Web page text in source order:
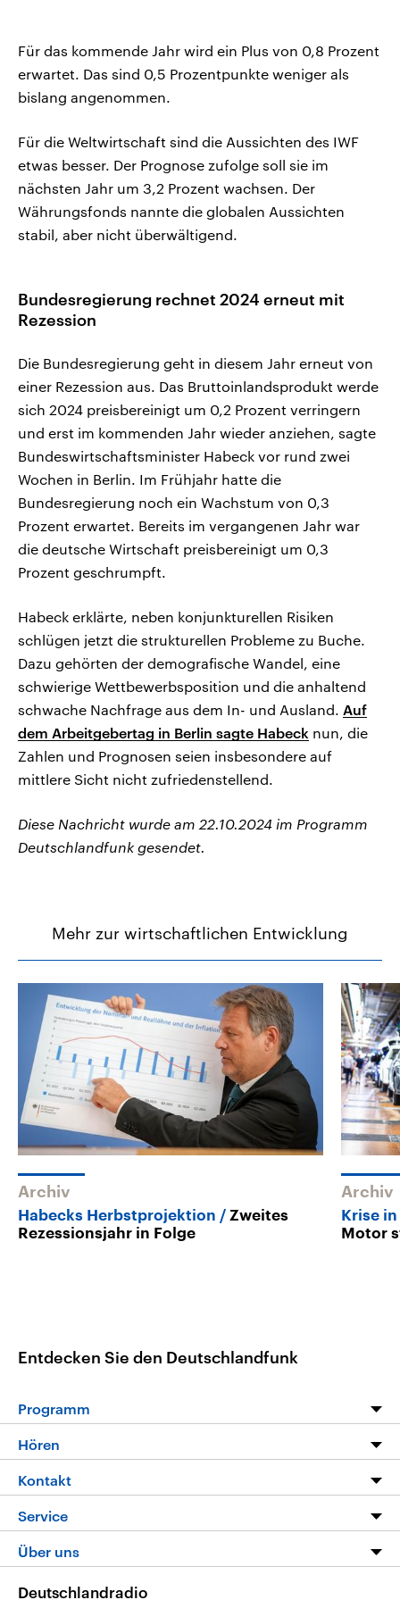
Für das kommende Jahr wird ein Plus von 0,8 Prozent
erwartet. Das sind 0,5 Prozentpunkte weniger als
bislang angenommen.
Für die Weltwirtschaft sind die Aussichten des IWF
etwas besser. Der Prognose zufolge soll sie im
nächsten Jahr um 3,2 Prozent wachsen. Der
Währungsfonds nannte die globalen Aussichten
stabil, aber nicht überwältigend.
Bundesregierung rechnet 2024 erneut mit
Rezession
Die Bundesregierung geht in diesem Jahr erneut von
einer Rezession aus. Das Bruttoinlandsprodukt werde
sich 2024 preisbereinigt um 0,2 Prozent verringern
und erst im kommenden Jahr wieder anziehen, sagte
Bundeswirtschaftsminister Habeck vor rund zwei
Wochen in Berlin. Im Frühjahr hatte die
Bundesregierung noch ein Wachstum von 0,3
Prozent erwartet. Bereits im vergangenen Jahr war
die deutsche Wirtschaft preisbereinigt um 0,3
Prozent geschrumpft.
Habeck erklärte, neben konjunkturellen Risiken
schlügen jetzt die strukturellen Probleme zu Buche.
Dazu gehörten der demografische Wandel, eine
schwierige Wettbewerbsposition und die anhaltend
schwache Nachfrage aus dem In- und Ausland. Auf
dem Arbeitgebertag in Berlin sagte Habeck nun, die
Zahlen und Prognosen seien insbesondere auf
mittlere Sicht nicht zufriedenstellend.
Diese Nachricht wurde am 22.10.2024 im Programm
Deutschlandfunk gesendet.
Mehr zur wirtschaftlichen Entwicklung
Archiv
Habecks Herbstprojektion
Zweites
Rezessionsjahr in Folge
Archiv
Krise
Motor
Entdecken Sie den Deutschlandfunk
Programm
Programm
Die Nachrichten
Nachrichtenleicht
Neue Beiträge auf dlf.de
Hören
Livestream
Podcasts
Deutschlandfunk App
Nachrichten App
Kontakt
Hörerservice
Service
FAQ
Über uns
Deutschlandradio